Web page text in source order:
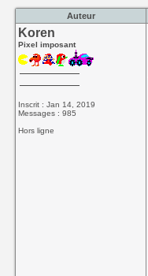
Auteur
Koren
Pixel imposant
Inscrit : Jan 14, 2019
Messages : 985
Hors ligne